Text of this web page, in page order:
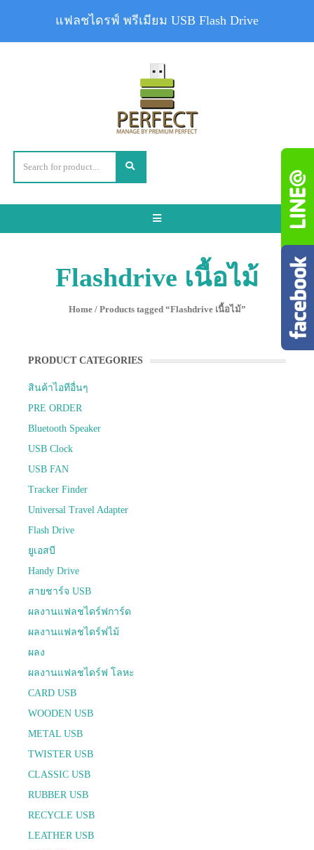
Toggle
Flashdrive เนื้อไม้
Home/ Products tagged “Flashdrive เนื้อไม้”
PRODUCT CATEGORIES
สินค้าไอทีอื่นๆ
PRE ORDER
Bluetooth Speaker
USB Clock
USB FAN
Tracker Finder
Universal Travel Adapter
Flash Drive
ยูเอสบี
Handy Drive
สายชาร์จ USB
ผลงานแฟลชไดร์ฟการ์ด
ผลงานแฟลชไดร์ฟไม้
ผลง
ผลงานแฟลชไดร์ฟ โลหะ
CARD USB
WOODEN USB
METAL USB
TWISTER USB
CLASSIC USB
RUBBER USB
RECYCLE USB
LEATHER USB
แฟลชไดรฟ์ พรีเมียม USB Flash Drive